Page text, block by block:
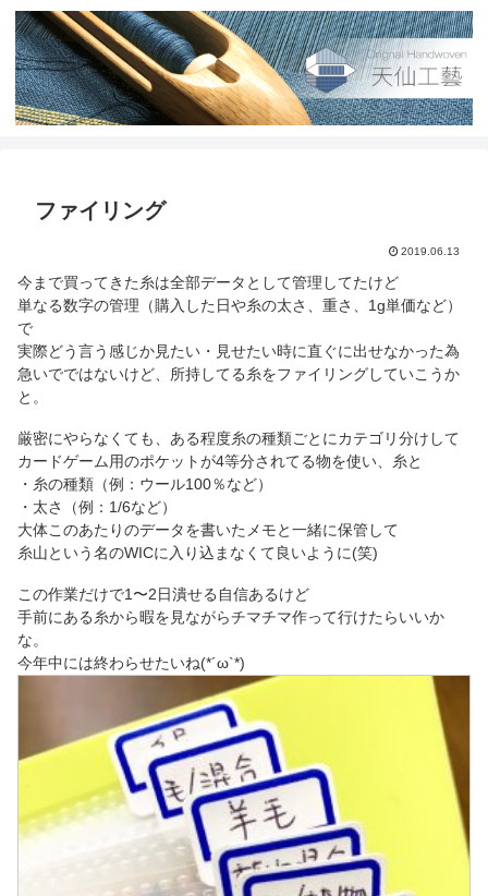
ファイリング
2019.06.13
今まで買ってきた糸は全部データとして管理してたけど
単なる数字の管理（購入した日や糸の太さ、重さ、1g単価など）
で
実際どう言う感じか見たい・見せたい時に直ぐに出せなかった為
急いでではないけど、所持してる糸をファイリングしていこうか
と。
厳密にやらなくても、ある程度糸の種類ごとにカテゴリ分けして
カードゲーム用のポケットが4等分されてる物を使い、糸と
・糸の種類（例：ウール100％など）
・太さ（例：1/6など）
大体このあたりのデータを書いたメモと一緒に保管して
糸山という名のWICに入り込まなくて良いように(笑)
この作業だけで1〜2日潰せる自信あるけど
手前にある糸から暇を見ながらチマチマ作って行けたらいいか
な。
今年中には終わらせたいね(*´ω`*)